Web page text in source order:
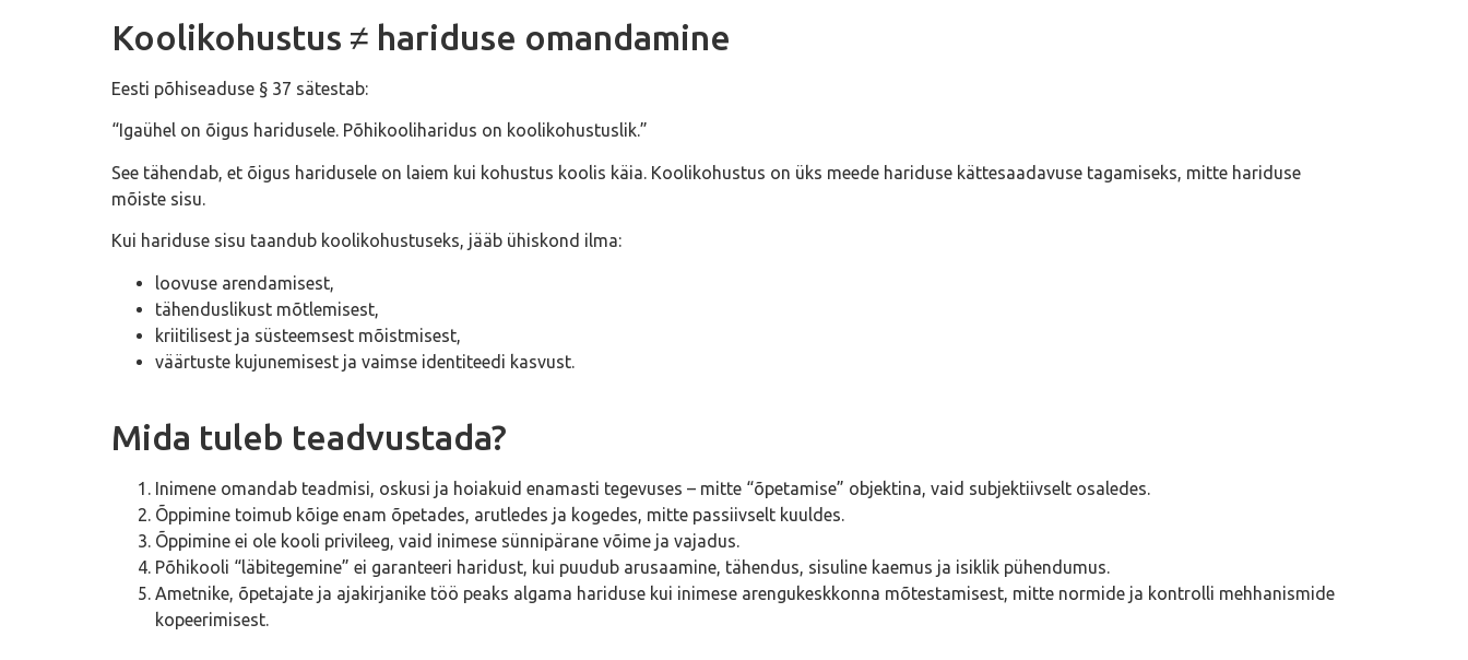
Koolikohustus ≠ hariduse omandamine
Eesti põhiseaduse § 37 sätestab:
“Igaühel on õigus haridusele. Põhikooliharidus on koolikohustuslik.”
See tähendab, et õigus haridusele on laiem kui kohustus koolis käia. Koolikohustus on üks meede hariduse kättesaadavuse tagamiseks, mitte hariduse
mõiste sisu.
Kui hariduse sisu taandub koolikohustuseks, jääb ühiskond ilma:
loovuse arendamisest,
tähenduslikust mõtlemisest,
kriitilisest ja süsteemsest mõistmisest,
väärtuste kujunemisest ja vaimse identiteedi kasvust.
Mida tuleb teadvustada?
Inimene omandab teadmisi, oskusi ja hoiakuid enamasti tegevuses – mitte “õpetamise” objektina, vaid subjektiivselt osaledes.
Õppimine toimub kõige enam õpetades, arutledes ja kogedes, mitte passiivselt kuuldes.
Õppimine ei ole kooli privileeg, vaid inimese sünnipärane võime ja vajadus.
Põhikooli “läbitegemine” ei garanteeri haridust, kui puudub arusaamine, tähendus, sisuline kaemus ja isiklik pühendumus.
Ametnike, õpetajate ja ajakirjanike töö peaks algama hariduse kui inimese arengukeskkonna mõtestamisest, mitte normide ja kontrolli mehhanismide
kopeerimisest.